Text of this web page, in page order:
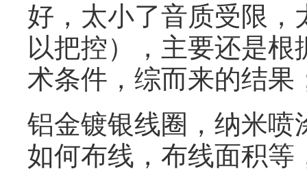
好，太小了音质受限
以把控），主要还是
术条件，综而来的结果
铝金镀银线圈，纳米喷
如何布线，布线面积